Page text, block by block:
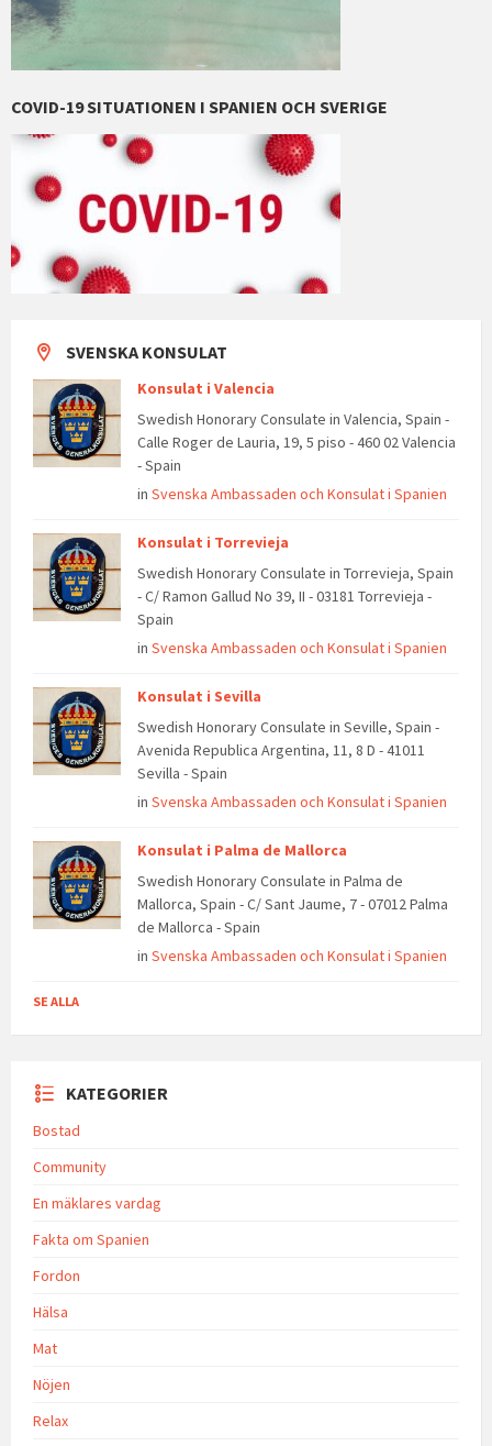
COVID-19 SITUATIONEN I SPANIEN OCH SVERIGE
SVENSKA KONSULAT
Konsulat i Valencia
Swedish Honorary Consulate in Valencia, Spain -
Calle Roger de Lauria, 19, 5 piso - 460 02 Valencia
- Spain
in Svenska Ambassaden och Konsulat i Spanien
Konsulat i Torrevieja
Swedish Honorary Consulate in Torrevieja, Spain
- C/ Ramon Gallud No 39, II - 03181 Torrevieja -
Spain
in Svenska Ambassaden och Konsulat i Spanien
Konsulat i Sevilla
Swedish Honorary Consulate in Seville, Spain -
Avenida Republica Argentina, 11, 8 D - 41011
Sevilla - Spain
in Svenska Ambassaden och Konsulat i Spanien
Konsulat i Palma de Mallorca
Swedish Honorary Consulate in Palma de
Mallorca, Spain - C/ Sant Jaume, 7 - 07012 Palma
de Mallorca - Spain
in Svenska Ambassaden och Konsulat i Spanien
SE ALLA
KATEGORIER
Bostad
Community
En mäklares vardag
Fakta om Spanien
Fordon
Hälsa
Mat
Nöjen
Relax